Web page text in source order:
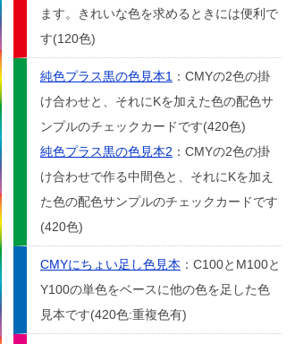
ます。きれいな色を求めるときには便利で
す(120色)
純色プラス黒の色見本1 ：CMYの2色の掛
け合わせと、それにKを加えた色の配色サ
ンプルのチェックカードです(420色)
純色プラス黒の色見本2 ：CMYの2色の掛
け合わせで作る中間色と、それにKを加え
た色の配色サンプルのチェックカードです
(420色)
CMYにちょい足し色見本 ：C100とM100と
Y100の単色をベースに他の色を足した色
見本です(420色:重複色有)